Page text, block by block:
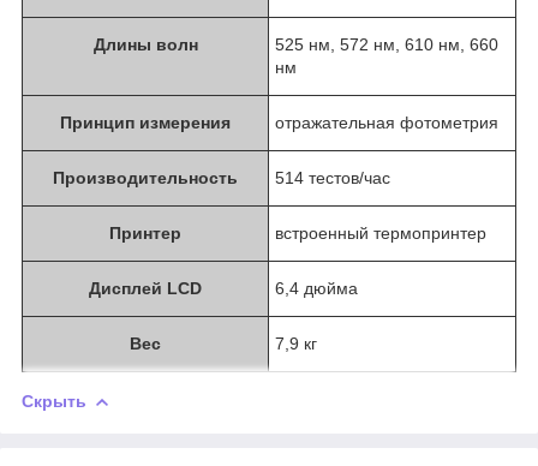
Длины волн
525 нм, 572 нм, 610 нм, 660
нм
Принцип измерения отражательная фотометрия
Производительность 514 тестов/час
Принтер встроенный термопринтер
Дисплей LCD 6,4 дюйма
Вес 7,9 кг
Скрыть